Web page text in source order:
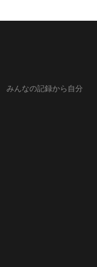
みんなの記録から自分